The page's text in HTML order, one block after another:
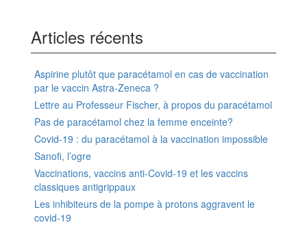
Articles récents
Aspirine plutôt que paracétamol en cas de vaccination
par le vaccin Astra-Zeneca ?
Lettre au Professeur Fischer, à propos du paracétamol
Pas de paracétamol chez la femme enceinte?
Covid-19 : du paracétamol à la vaccination impossible
Sanofi, l’ogre
Vaccinations, vaccins anti-Covid-19 et les vaccins
classiques antigrippaux
Les inhibiteurs de la pompe à protons aggravent le
covid-19